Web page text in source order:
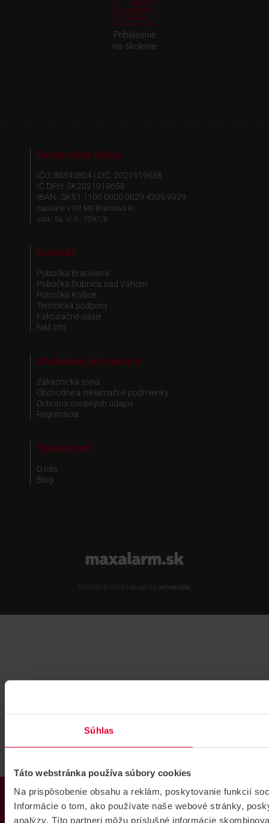
Súhlas
Táto webstránka používa súbory cookies
Na prispôsobenie obsahu a reklám, poskytovanie funkcií
Informácie o tom, ako používate naše webové stránky,
analýzy. Títo partneri môžu príslušné informácie
PRODUKTY
Prihlásenie
na školenie
Fakturačné údaje
IČO: 36340804 | DIČ: 2021919658
IČ DPH: SK2021919658
IBAN : SK51 1100 0000 0029 4205 9929
zapísané v OR MS Bratislava III,
odd.: Sa, vl. č.: 7597/B
Kontakt
Pobočka Bratislava
Pobočka Dubnica nad Váhom
Pobočka Košice
Technická podpora
Fakturačné údaje
Náš tím
Obchodné informácie
Zákaznická zóna
Obchodné a reklamačné podmienky
Ochrana osobných údajov
Registrácia
Spoločnosť
O nás
Blog
www.maxalarm.sk
EUROIN © 2026 | design by antrepublic